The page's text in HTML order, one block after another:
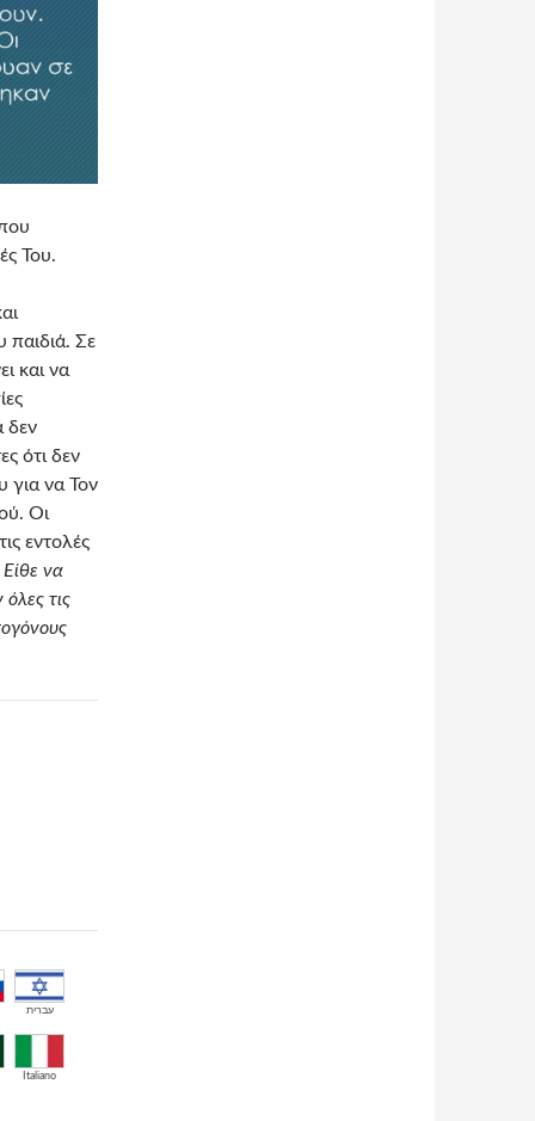
Του.
παιδιά. Σε
και να
δεν
ότι δεν
για να Τον
Οι
εντολές
Είθε να
τις
עברית
Italiano